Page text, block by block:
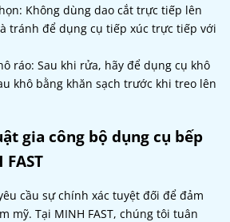
Không dùng dao cắt trực tiếp lên
tránh để dụng cụ tiếp xúc trực tiếp với
ráo: Sau khi rửa, hãy để dụng cụ khô
khô bằng khăn sạch trước khi treo lên
gia công bộ dụng cụ bếp
cầu sự chính xác tuyệt đối để đảm
mỹ. Tại MINH FAST, chúng tôi tuân